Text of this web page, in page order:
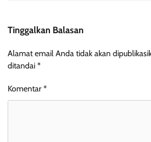
Tinggalkan Balasan
Alamat email Anda tidak akan
ditandai *
Komentar *